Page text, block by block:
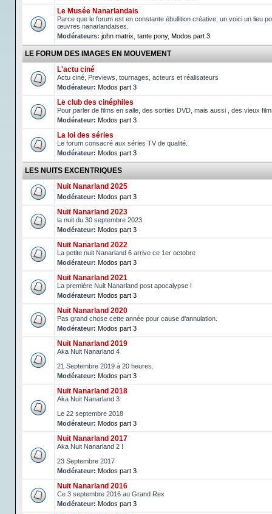
Le Musée Nanarlandais
Parce que le forum est en constante ébullition créative, un voici un lieu
œuvres nanarlandaises.
Modérateurs: john matrix tante pony, Modos part 3
LE FORUM DES IMAGES EN MOUVEMENT
L'actu ciné
Actu ciné, Previews, tournages, acteurs et réalisateurs
Modérateur: Modos part 3
Le club des cinéphiles
Pour parler de films en salle, des sorties DVD, mais aussi , des vieux
Modérateur: Modos part 3
La loi des séries
Le forum consacré aux séries TV de qualité.
Modérateur: Modos part 3
LES NUITS EXCENTRIQUES
Nuit Nanarland 2025
Modérateur: Modos part 3
Nuit Nanarland 2023
la nuit du 30 septembre 2023
Modérateur: Modos part 3
Nuit Nanarland 2022
La petite nuit Nanarland 6 arrive ce 1er octobre
Modérateur: Modos part 3
Nuit Nanarland 2021
La première Nuit Nanarland post apocalypse !
Modérateur: Modos part 3
Nuit Nanarland 2020
Pas grand chose cette année pour cause d'annulation.
Modérateur: Modos part 3
Nuit Nanarland 2019
Aka Nuit Nanarland 4
21 Septembre 2019 à 20 heures.
Modérateur: Modos part 3
Nuit Nanarland 2018
Aka Nuit Nanarland 3
Le 22 septembre 2018
Modérateur: Modos part 3
Nuit Nanarland 2017
Aka Nuit Nanarland 2 !
23 Septembre 2017
Modérateur: Modos part 3
Nuit Nanarland 2016
Ce 3 septembre 2016 au Grand Rex
Modérateur: Modos part 3